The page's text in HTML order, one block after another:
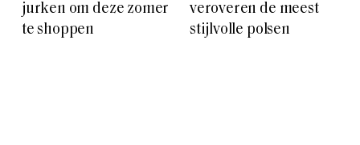
jurken om deze zomer
te shoppen
veroveren de meest
stijlvolle polsen